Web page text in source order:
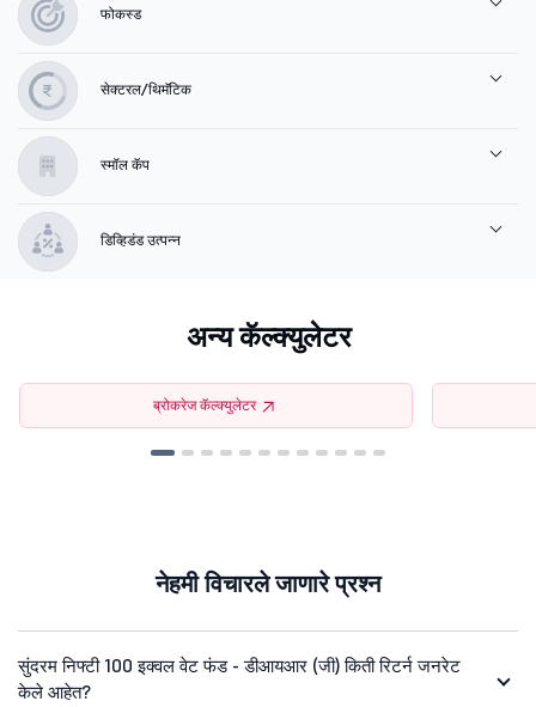
फोकस्ड
सेक्टरल/थिमॅटिक
स्मॉल कॅप
डिव्हिडंड उत्पन्न
अन्य कॅल्क्युलेटर
ब्रोकरेज कॅल्क्युलेटर
नेहमी विचारले जाणारे प्रश्न
सुंदरम निफ्टी 100 इक्वल वेट फंड - डीआयआर (जी) किती रिटर्न जनरेट
केले आहेत?